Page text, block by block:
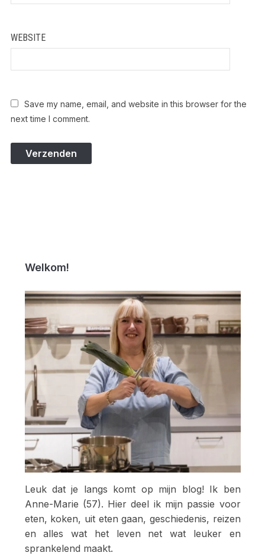
WEBSITE
Save my name, email, and website in this browser for the
next time I comment.
Welkom!
Leuk dat je langs komt op mijn blog! Ik ben
Anne-Marie (57). Hier deel ik mijn passie voor
eten, koken, uit eten gaan, geschiedenis, reizen
en alles wat het leven net wat leuker en
sprankelend maakt.